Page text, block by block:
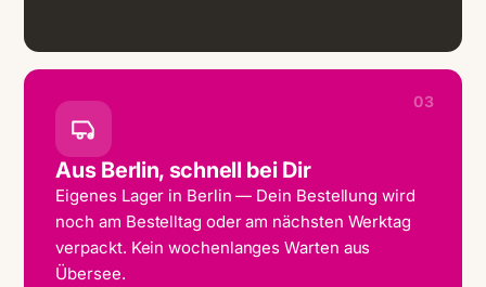
03
Aus Berlin, schnell bei Dir
Eigenes Lager in Berlin — Dein Bestellung wird
noch am Bestelltag oder am nächsten Werktag
verpackt. Kein wochenlanges Warten aus
Übersee.